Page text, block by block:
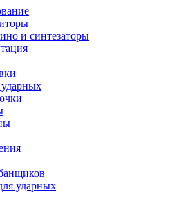
и синтезаторы
ударных